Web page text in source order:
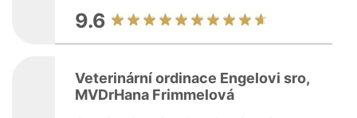
9.6
Veterinární ordinace Engelovi sro,
MVDrHana Frimmelová